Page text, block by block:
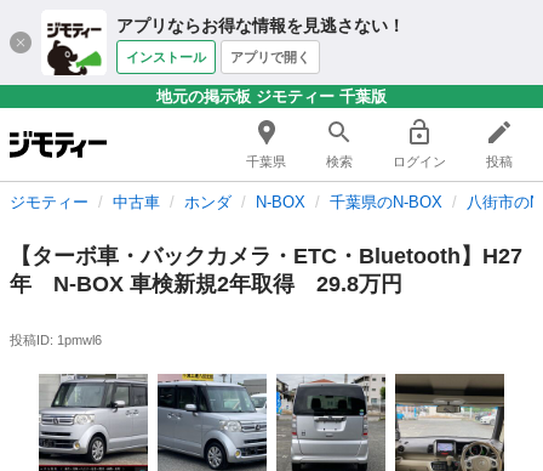
アプリならお得な情報を見逃さない！
インストール アプリで開く
地元の掲示板 ジモティー 千葉版
千葉県 検索 ログイン 投稿
ジモティー 中古車 ホンダ N-BOX 千葉県のN-BOX 八街市の
【ターボ車・バックカメラ・ETC・Bluetooth】H27
年 N-BOX 車検新規2年取得 29.8万円
投稿ID: 1pmwl6